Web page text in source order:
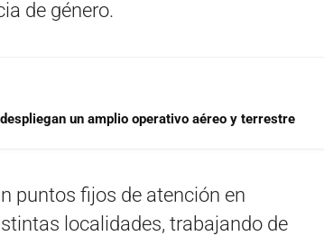
de género.
un amplio operativo aéreo y terrestre
puntos fijos de atención en
localidades, trabajando de